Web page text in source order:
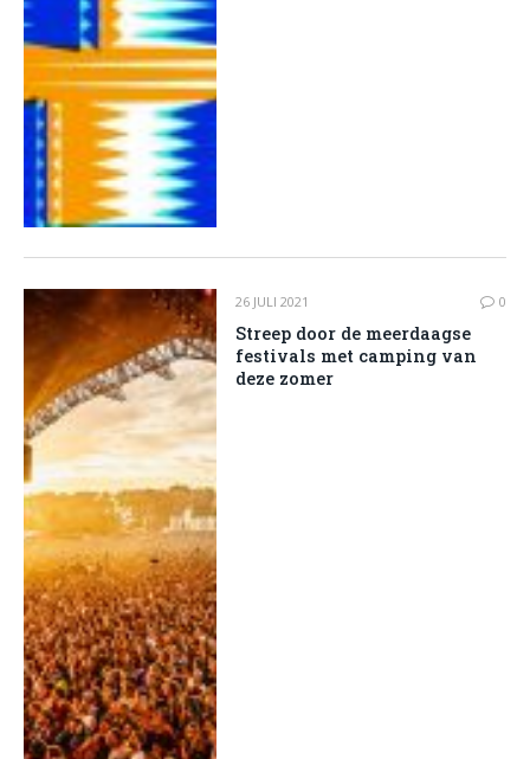
26 JULI 2021 0
Streep door de meerdaagse
festivals met camping van
deze zomer